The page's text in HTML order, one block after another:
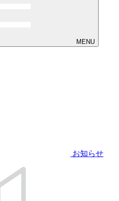
MENU
お知らせ